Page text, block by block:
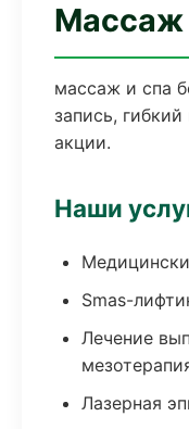
Массаж
массаж и спа
запись,
акции.
Наши
Smas-
Лечение
Лазерная